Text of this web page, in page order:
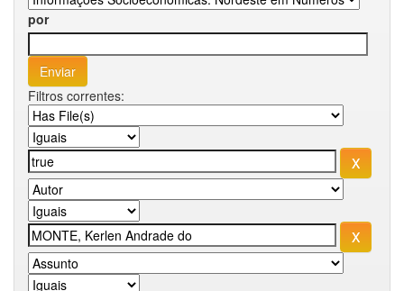
por
Filtros correntes: